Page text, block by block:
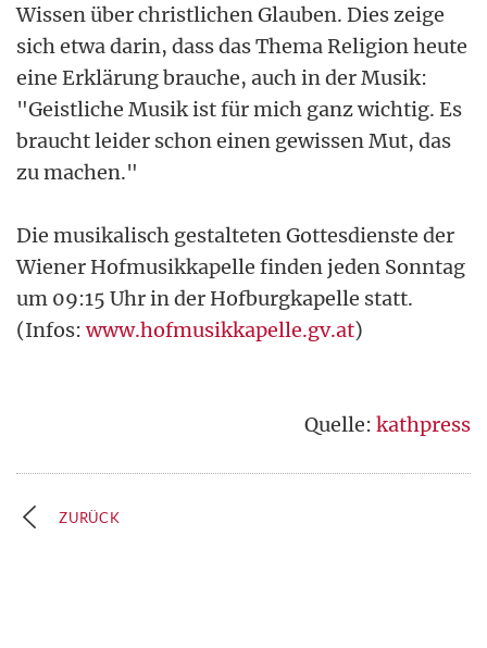
Wissen über christlichen Glauben. Dies zeige
sich etwa darin, dass das Thema Religion heute
eine Erklärung brauche, auch in der Musik:
"Geistliche Musik ist für mich ganz wichtig. Es
braucht leider schon einen gewissen Mut, das
zu machen."
Die musikalisch gestalteten Gottesdienste der
Wiener Hofmusikkapelle finden jeden Sonntag
um 09:15 Uhr in der Hofburgkapelle statt.
(Infos:www.hofmusikkapelle.gv.at)
Quelle: kathpress
ZURÜCK